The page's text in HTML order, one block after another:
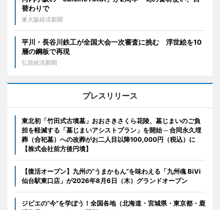
替わりで
東大阪経済新聞
平川・長谷川鉄工が全国大会一次審査に挑む 浮世絵を10
層の鋼板で再現
弘前経済新聞
プレスリリース
東北初「竹田式古墳墓」おおさきさくら花陵、墓じまいのご負
担を軽減する「墓じまいアシストプラン」を開始 ─ 合同永久埋
葬（合祀墓）への改葬がお二人目以降100,000円（税込）に
【株式会社前方後円墳】
【復活オープン】九州の”うまかもん”を味わえる「九州魂 BiVi
仙台駅東口店」が2026年8月6日（木）グランドオープン
ジビエの“今”を学ぼう！全国各地（北海道・宮城県・東京都・鹿